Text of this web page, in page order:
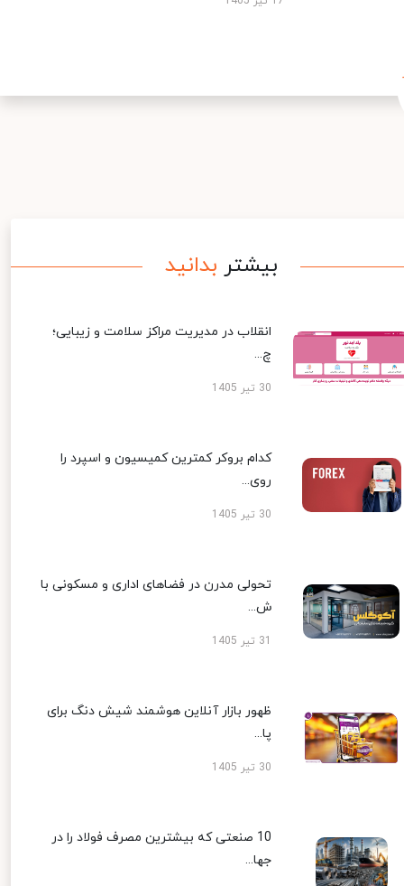
بیشتر بدانید
انقلاب در مدیریت مراکز سلامت و زیبایی؛
چ...
30 تیر 1405
کدام بروکر کمترین کمیسیون و اسپرد را
روی...
30 تیر 1405
تحولی مدرن در فضاهای اداری و مسکونی با
ش...
ظهور بازار آنلاین هوشمند شیش دنگ برای
پا...
30 تیر 1405
10 صنعتی که بیشترین مصرف فولاد را در
جها...